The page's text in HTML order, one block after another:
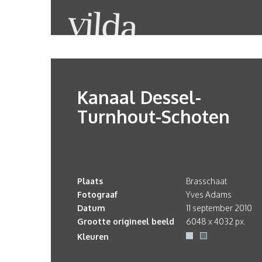
Kanaal Dessel-
Turnhout-Schoten
Plaats
Brasschaat
Fotograaf
Yves Adams
Datum
11 september 2010
Grootte origineel beeld
6048 x 4032 px.
Kleuren